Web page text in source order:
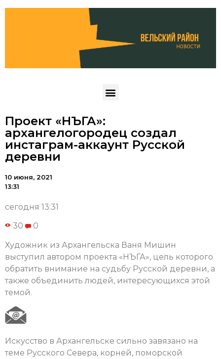
Проект «НЪГА»:
архангелогородец создал
инстаграм-аккаунт Русской
деревни
10 июня, 2021
13:31
сегодня 13:31
30 0
Художник из Архангельска Ваня Мишин
выступил автором проекта «НЪГА», цель которого
обратить внимание на судьбу Русской деревни, а
также объединить людей, интересующихся этой
темой.
Искусство в Архангельске сильно завязано на
теме Русского Севера, корней, поморской